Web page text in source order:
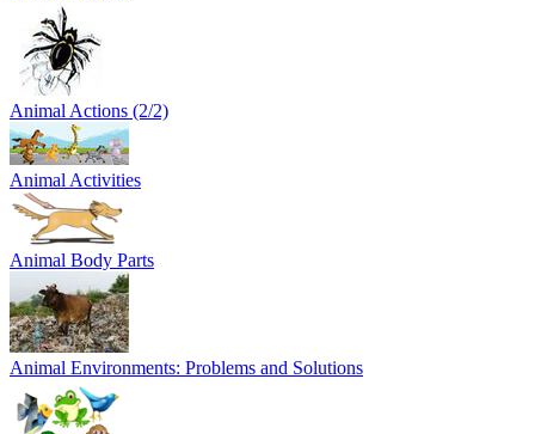
Animal Actions (2/2)
Animal Activities
Animal Body Parts
Animal Environments: Problems and Solutions